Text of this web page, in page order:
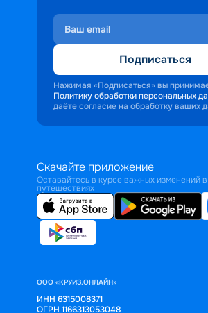
Подписаться
Нажимая «Подписаться» вы
Политику обработки персональных
даёте согласие на обработку ваших
Скачайте приложение
Оставайтесь в курсе важных изменений
путешествиях
ООО «КРУИЗ.ОНЛАЙН»
ИНН 6315008371
ОГРН 1166313053048